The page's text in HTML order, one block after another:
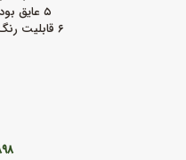
۵ عایق بودن نسبت به برق
۶ قابلیت رنگ ‌پذیری بسیار عالی